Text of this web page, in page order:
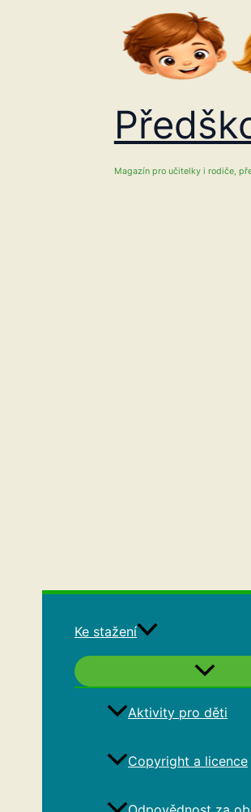
Magazín pro učitelky i rodiče,
Ke stažení
Aktivity pro děti
Copyright a licence